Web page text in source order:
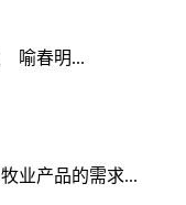
春明...
业产品的需求...